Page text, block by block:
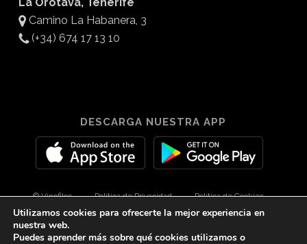
La Orotava, Tenerife
Camino La Habanera, 3
(+34) 674 17 13 10
DESCARGA NUESTRA APP
© Vinofilos Política de Privacidad Política de Cookies
Aviso Legal Diseño por 3Com Maketing
Utilizamos cookies para ofrecerte la mejor experiencia en
nuestra web.
Puedes aprender más sobre qué cookies utilizamos o